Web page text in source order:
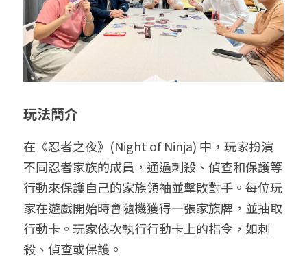
玩法簡介
在《忍者之夜》(Night of Ninja) 中，玩家扮演
不同忍者家族的成員，通過刺殺、偵查和保護等
行動來保護自己的家族領袖並擊敗對手。每位玩
家在遊戲開始時會隨機獲得一張家族牌，並抽取
行動卡。玩家依次執行行動卡上的指令，如刺
殺、偵查或保護。